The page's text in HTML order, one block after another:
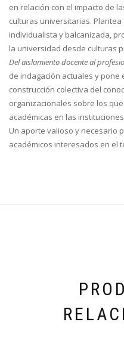
en relación con el impacto de
culturas universitarias.
individualista y balcanizada,
la universidad desde culturas
Del aislamiento docente al
de indagación actuales y
construcción colectiva del
organizacionales sobre los
académicas en las
Un aporte valioso y necesario
académicos interesados en el